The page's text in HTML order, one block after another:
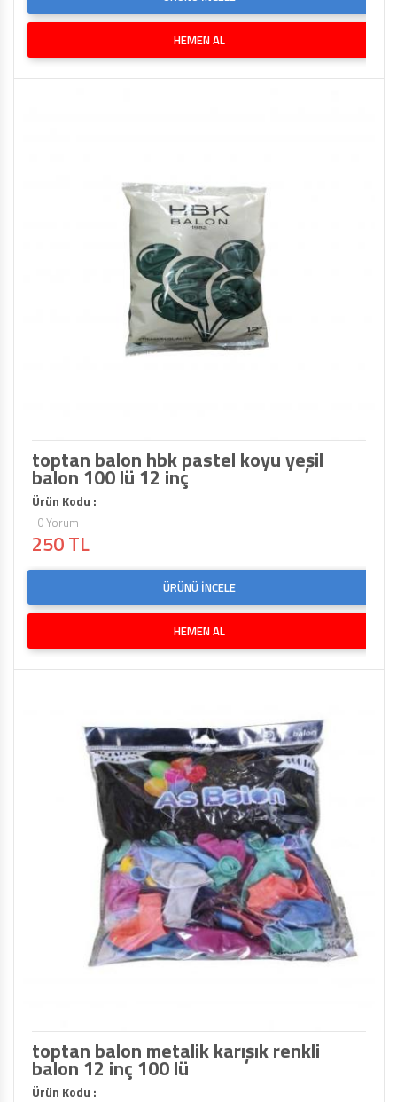
HEMEN AL
toptan balon hbk pastel koyu yeşil
balon 100 lü 12 inç
Ürün Kodu :
0 Yorum
250 TL
ÜRÜNÜ İNCELE
HEMEN AL
toptan balon metalik karışık renkli
balon 12 inç 100 lü
Ürün Kodu :